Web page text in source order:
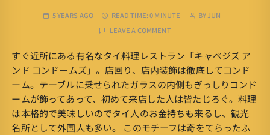
5 YEARS AGO READ TIME:0 MINUTE BYJUN
LEAVE A COMMENT
すぐ近所にある有名なタイ料理レストラン「キャベジズ ア
ンド コンドームズ」。店回り、店内装飾は徹底してコンド
ーム。テーブルに乗せられたガラスの内側もぎっしりコンド
ームが飾ってあって、初めて来店した人は皆たじろぐ。料理
は本格的で美味しいのでタイ人のお金持ちも来るし、観光
名所として外国人も多い。 このモチーフは奇をてらったふ